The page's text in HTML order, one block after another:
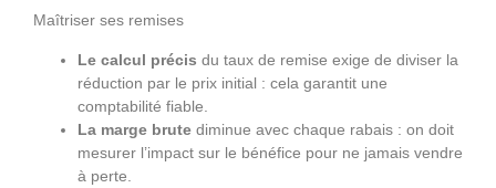
Maîtriser ses remises
Le calcul précis du taux de remise exige de diviser la
réduction par le prix initial : cela garantit une
comptabilité fiable.
La marge brute diminue avec chaque rabais : on doit
mesurer l’impact sur le bénéfice pour ne jamais vendre
à perte.